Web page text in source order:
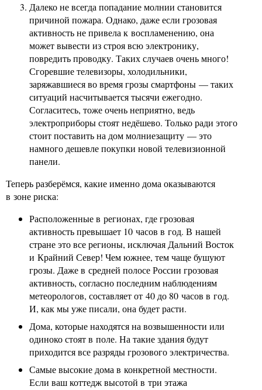
Далеко не всегда попадание молнии становится
причиной пожара. Однако, даже если грозовая
активность не привела к воспламенению, она
может вывести из строя всю электронику,
повредить проводку. Таких случаев очень много!
Сгоревшие телевизоры, холодильники,
заряжавшиеся во время грозы смартфоны — таких
ситуаций насчитывается тысячи ежегодно.
Согласитесь, тоже очень неприятно, ведь
электроприборы стоят недёшево. Только ради этого
стоит поставить на дом молниезащиту — это
намного дешевле покупки новой телевизионной
панели.
Теперь разберёмся, какие именно дома оказываются
в зоне риска:
Расположенные в регионах, где грозовая
активность превышает 10 часов в год. В нашей
стране это все регионы, исключая Дальний Восток
и Крайний Север! Чем южнее, тем чаще бушуют
грозы. Даже в средней полосе России грозовая
активность, согласно последним наблюдениям
метеорологов, составляет от 40 до 80 часов в год.
И, как мы уже писали, она будет расти.
Дома, которые находятся на возвышенности или
одиноко стоят в поле. На такие здания будут
приходится все разряды грозового электричества.
Самые высокие дома в конкретной местности.
Если ваш коттедж высотой в три этажа